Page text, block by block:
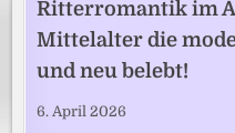
Ritterromantik im
Mittelalter die
und neu belebt!
6. April 2026